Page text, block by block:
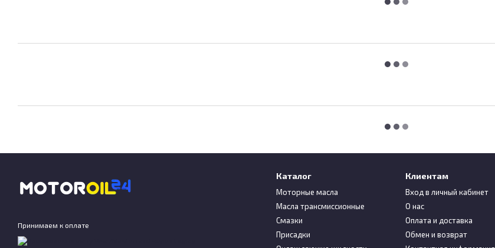
Принимаем к оплате
Каталог
Моторные масла
Масла трансмиссионные
Смазки
Присадки
Клиентам
Вход в личный кабинет
О нас
Оплата и доставка
Обмен и возврат